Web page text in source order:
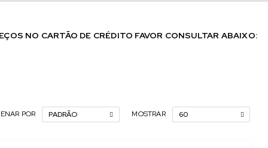
NO CARTÃO DE CRÉDITO FAVOR CONSULTAR ABAIXO:
POR PADRÃO MOSTRAR 60